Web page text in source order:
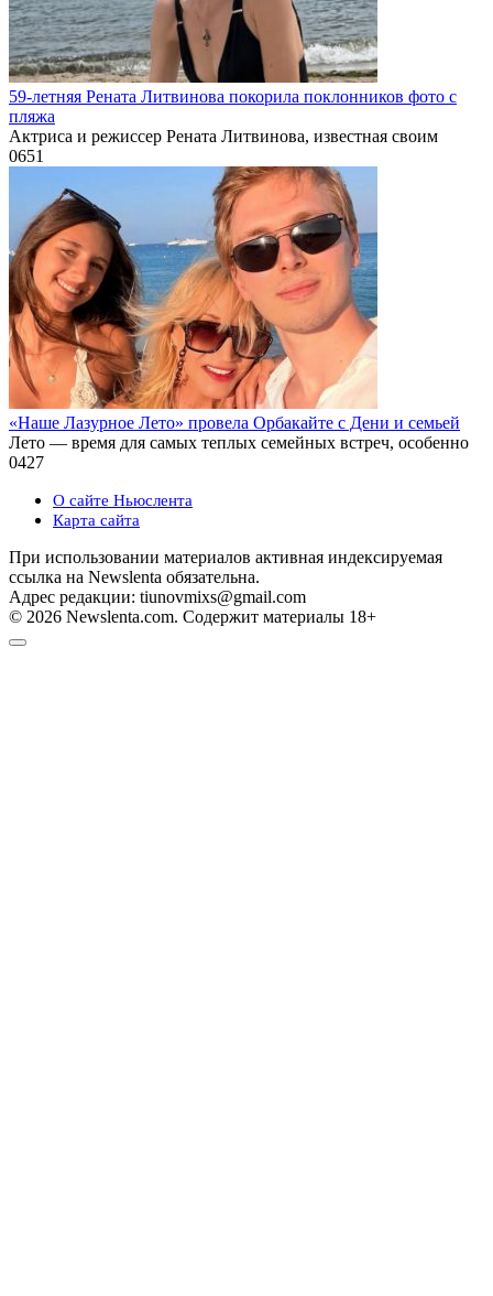
59-летняя Рената Литвинова покорила поклонников фото с
пляжа
Актриса и режиссер Рената Литвинова, известная своим
0651
«Наше Лазурное Лето» провела Орбакайте с Дени и семьей
Лето — время для самых теплых семейных встреч, особенно
0427
О сайте Ньюслента
Карта сайта
При использовании материалов активная индексируемая
ссылка на Newslenta обязательна.
Адрес редакции: tiunovmixs@gmail.com
© 2026 Newslenta.com. Содержит материалы 18+